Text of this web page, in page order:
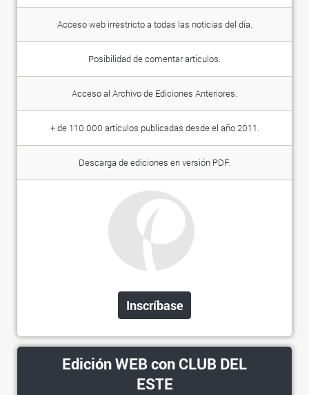
Acceso web irrestricto a todas las noticias del día.
Posibilidad de comentar artículos.
Acceso al Archivo de Ediciones Anteriores.
+ de 110.000 artículos publicadas desde el año 2011.
Descarga de ediciones en versión PDF.
Inscríbase
Edición WEB con CLUB DEL
ESTE